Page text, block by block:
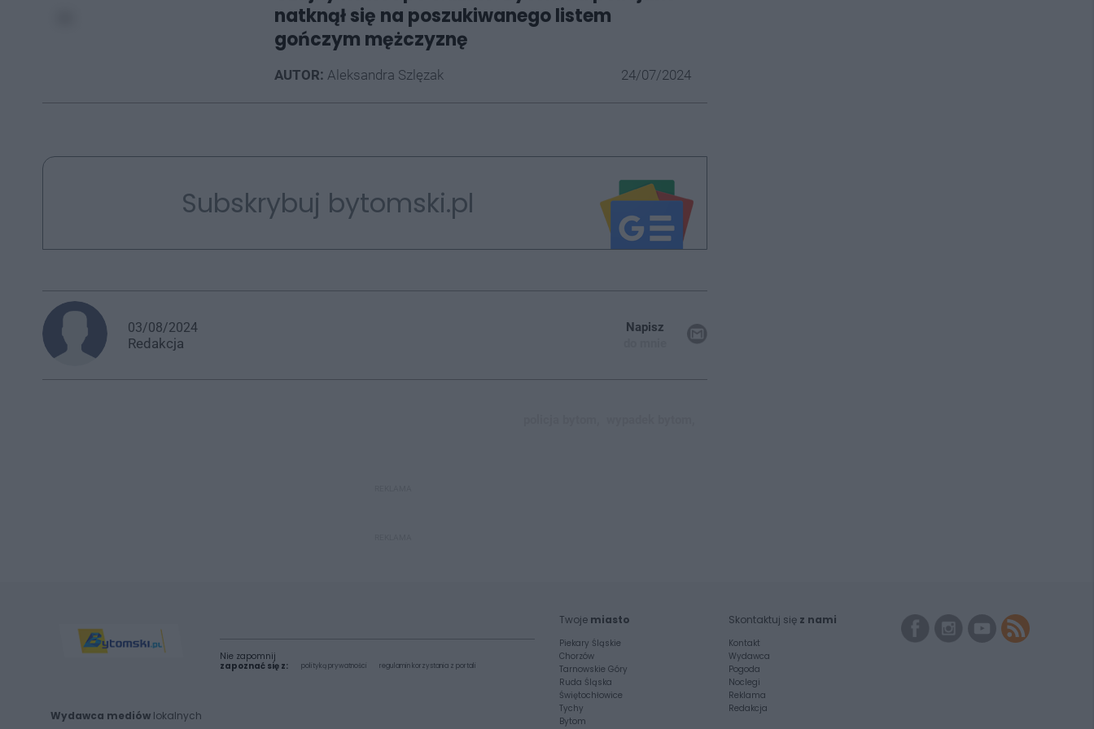
natknął się na poszukiwanego listem
gończym mężczyznę
AUTOR: Aleksandra Szlęzak 24/07/2024
Subskrybuj bytomski.pl
03/08/2024
Redakcja
Napisz
Wydawca mediów lokalnych
Nie zapomnij
zapoznać się z:
polityką prywatności regulamin korzystania z portali
Twoje miasto
Piekary Śląskie
Chorzów
Tarnowskie Góry
Ruda Śląska
Świętochłowice
Tychy
Bytom
Skontaktuj się z nami
Kontakt
Wydawca
Pogoda
Noclegi
Reklama
Redakcja